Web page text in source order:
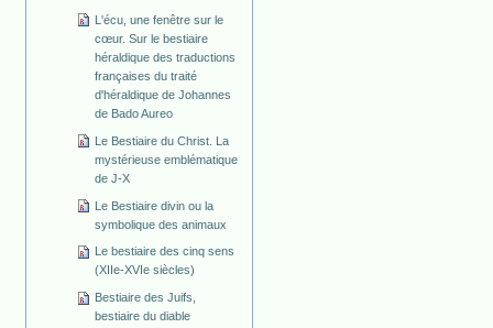
L'écu, une fenêtre sur le
cœur. Sur le bestiaire
héraldique des traductions
françaises du traité
d'héraldique de Johannes
de Bado Aureo
Le Bestiaire du Christ. La
mystérieuse emblématique
de J-X
Le Bestiaire divin ou la
symbolique des animaux
Le bestiaire des cinq sens
(XIIe-XVIe siècles)
Bestiaire des Juifs,
bestiaire du diable